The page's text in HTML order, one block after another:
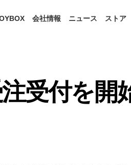
会社情報 ニュース ストア
受付を開